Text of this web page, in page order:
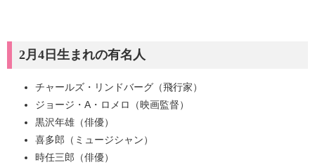
2月4日生まれの有名人
チャールズ・リンドバーグ（飛行家）
ジョージ・A・ロメロ（映画監督）
黒沢年雄（俳優）
喜多郎（ミュージシャン）
時任三郎（俳優）